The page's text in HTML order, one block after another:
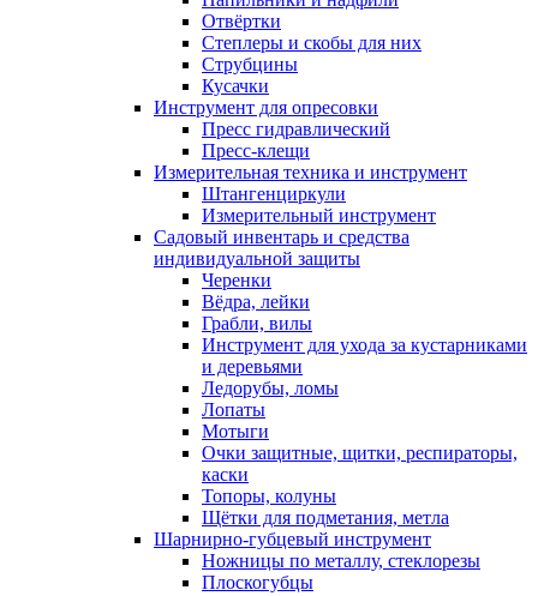
Отвёртки
Степлеры и скобы для них
Струбцины
Кусачки
Инструмент для опресовки
Пресс гидравлический
Пресс-клещи
Измерительная техника и инструмент
Штангенциркули
Измерительный инструмент
Садовый инвентарь и средства
индивидуальной защиты
Черенки
Вёдра, лейки
Грабли, вилы
Инструмент для ухода за кустарниками
и деревьями
Ледорубы, ломы
Лопаты
Мотыги
Очки защитные, щитки, респираторы,
каски
Топоры, колуны
Щётки для подметания, метла
Шарнирно-губцевый инструмент
Ножницы по металлу, стеклорезы
Плоскогубцы